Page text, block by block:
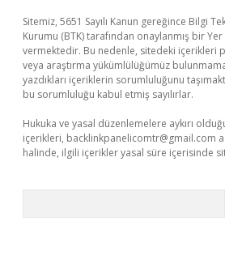
Sitemiz, 5651 Sayılı Kanun gereğince Bilgi
Kurumu (BTK) tarafından onaylanmış bir
vermektedir. Bu nedenle, sitedeki içerikleri
veya araştırma yükümlülüğümüz
yazdıkları içeriklerin sorumluluğunu
bu sorumluluğu kabul etmiş sayılırlar.
Hukuka ve yasal düzenlemelere aykırı
içerikleri, backlinkpanelicomtr@gmail.com
halinde, ilgili içerikler yasal süre içerisinde